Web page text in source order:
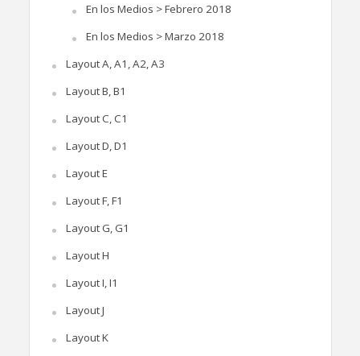
En los Medios > Febrero 2018
En los Medios > Marzo 2018
Layout A, A1, A2, A3
Layout B, B1
Layout C, C1
Layout D, D1
Layout E
Layout F, F1
Layout G, G1
Layout H
Layout I, I1
Layout J
Layout K